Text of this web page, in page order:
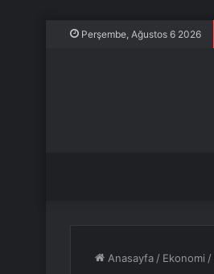
Perşembe, Ağustos 6 2026
Anasayfa / Ekonomi /